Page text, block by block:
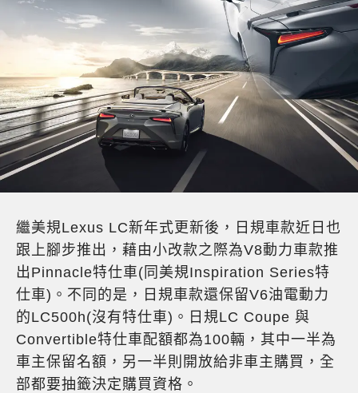
繼美規Lexus LC新年式更新後，日規車款近日也
跟上腳步推出，藉由小改款之際為V8動力車款推
出Pinnacle特仕車(同美規Inspiration Series特
仕車)。不同的是，日規車款還保留V6油電動力
的LC500h(沒有特仕車)。日規LC Coupe 與
Convertible特仕車配額都為100輛，其中一半為
車主保留名額，另一半則開放給非車主購買，全
部都要抽籤決定購買資格。